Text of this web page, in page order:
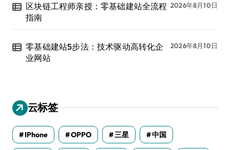
区块链工程师亲授：零基础建站全流程
指南
2026年8月10日
零基础建站5步法：技术驱动高转化企
业网站
2026年8月10日
云标签
IPhone OPPO 三星 中国